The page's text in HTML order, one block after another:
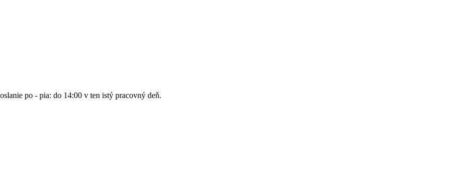
po - pia: do 14:00 v ten istý pracovný deň.